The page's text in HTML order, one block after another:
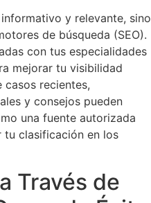
y relevante, sino
de búsqueda (SEO).
con tus especialidades
mejorar tu visibilidad
recientes,
y consejos pueden
una fuente autorizada
tu clasificación en los
Través de